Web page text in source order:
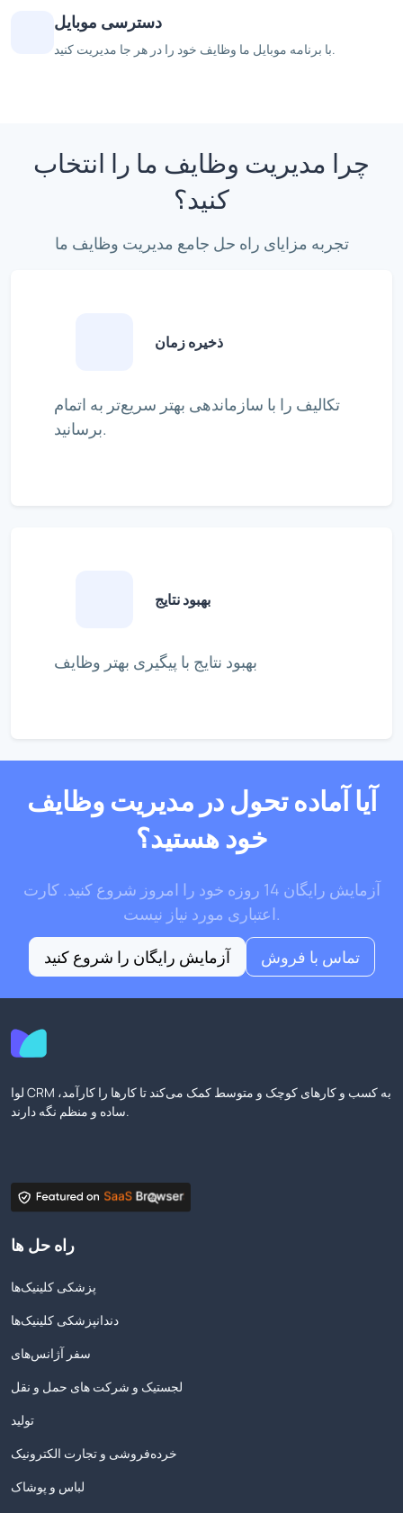
دسترسی موبایل
با برنامه موبایل ما وظایف خود را در هر جا مدیریت کنید.
چرا مدیریت وظایف ما را انتخاب
کنید؟
تجربه مزایای راه حل جامع مدیریت وظایف ما
ذخیره زمان
تکالیف را با سازماندهی بهتر سریع‌تر به اتمام
برسانید.
بهبود نتایج
بهبود نتایج با پیگیری بهتر وظایف
آیا آماده تحول در مدیریت وظایف
خود هستید؟
آزمایش رایگان 14 روزه خود را امروز شروع کنید. کارت
اعتباری مورد نیاز نیست.
آزمایش رایگان را شروع کنید
تماس با فروش
لوا CRM به کسب و کارهای کوچک و متوسط کمک می‌کند تا کارها را کارآمد،
ساده و منظم نگه دارند.
راه حل ها
پزشکی کلینیک‌ها
دندانپزشکی کلینیک‌ها
سفر آژانس‌های
لجستیک و شرکت های حمل و نقل
تولید
خرده‌فروشی و تجارت الکترونیک
لباس و پوشاک